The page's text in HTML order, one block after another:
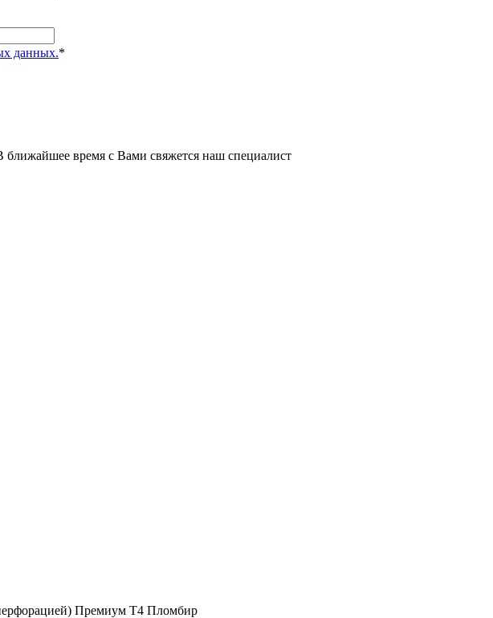
данных.*
время с Вами свяжется наш специалист
Премиум Т4 Пломбир